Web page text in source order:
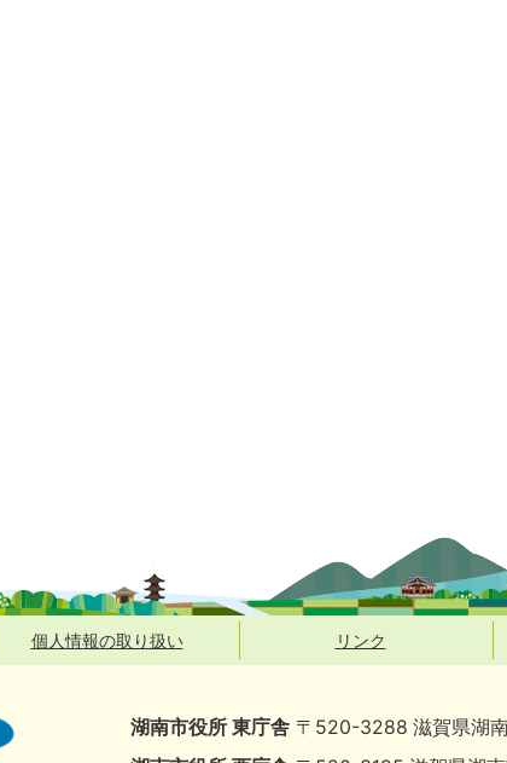
個人情報の取り扱い リンク
湖南市役所 東庁舎 〒520-3288 滋賀県湖